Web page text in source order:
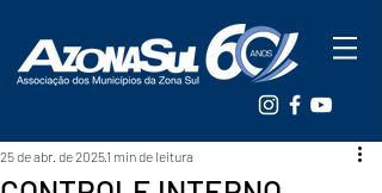
25 de abr. de 20251 min de leitura